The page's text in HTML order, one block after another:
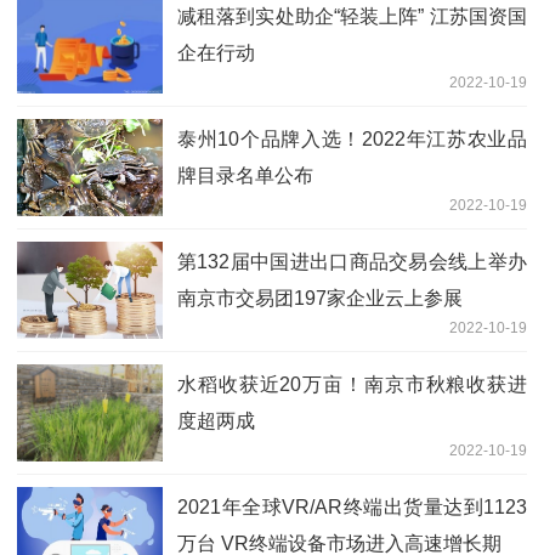
减租落到实处助企“轻装上阵” 江苏国资国
企在行动
2022-10-19
泰州10个品牌入选！2022年江苏农业品
牌目录名单公布
2022-10-19
第132届中国进出口商品交易会线上举办
南京市交易团197家企业云上参展
2022-10-19
水稻收获近20万亩！南京市秋粮收获进
度超两成
2022-10-19
2021年全球VR/AR终端出货量达到1123
万台 VR终端设备市场进入高速增长期